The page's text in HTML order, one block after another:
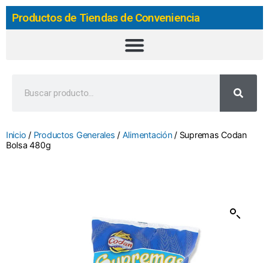
Productos de Tiendas de Conveniencia
Inicio / Productos Generales / Alimentación/ Supremas Codan
Bolsa 480g